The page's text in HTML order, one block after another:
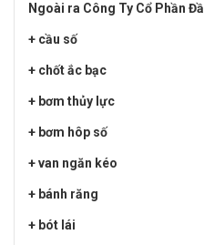
Ngoài ra Công Ty Cổ Phần
+ cầu số
+ chốt ắc bạc
+ bơm thủy lực
+ bơm hôp số
+ van ngăn kéo
+ bánh răng
+ bót lái